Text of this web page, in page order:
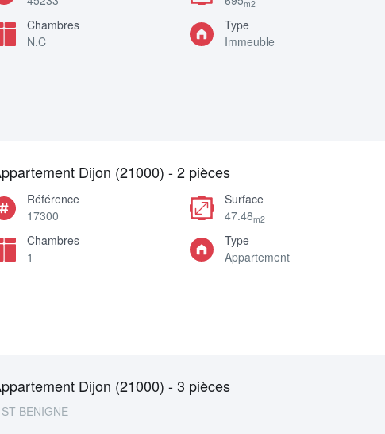
m2
Chambres
N.C
Type
Immeuble
Dijon (21000) - 2 pièces
Référence
17300
Surface
47.48m2
Chambres
1
Type
Appartement
Dijon (21000) - 3 pièces
BENIGNE